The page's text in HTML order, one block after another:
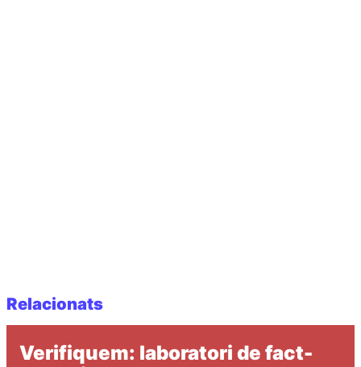
Relacionats
Verifiquem: laboratori de fact-